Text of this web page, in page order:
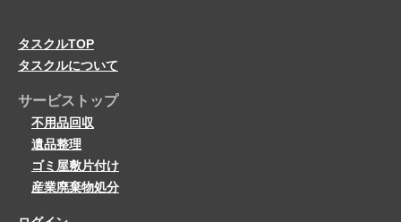
タスクルTOP
タスクルについて
サービストップ
不用品回収
遺品整理
ゴミ屋敷片付け
産業廃棄物処分